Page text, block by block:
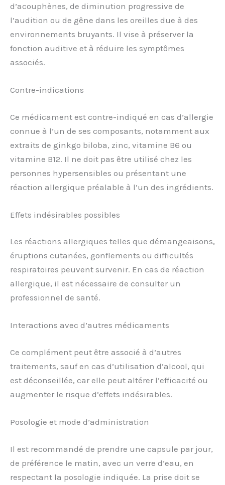
d’acouphènes, de diminution progressive de
l’audition ou de gêne dans les oreilles due à des
environnements bruyants. Il vise à préserver la
fonction auditive et à réduire les symptômes
associés.
Contre-indications
Ce médicament est contre-indiqué en cas d’allergie
connue à l’un de ses composants, notamment aux
extraits de ginkgo biloba, zinc, vitamine B6 ou
vitamine B12. Il ne doit pas être utilisé chez les
personnes hypersensibles ou présentant une
réaction allergique préalable à l’un des ingrédients.
Effets indésirables possibles
Les réactions allergiques telles que démangeaisons,
éruptions cutanées, gonflements ou difficultés
respiratoires peuvent survenir. En cas de réaction
allergique, il est nécessaire de consulter un
professionnel de santé.
Interactions avec d’autres médicaments
Ce complément peut être associé à d’autres
traitements, sauf en cas d’utilisation d’alcool, qui
est déconseillée, car elle peut altérer l’efficacité ou
augmenter le risque d’effets indésirables.
Posologie et mode d’administration
Il est recommandé de prendre une capsule par jour,
de préférence le matin, avec un verre d’eau, en
respectant la posologie indiquée. La prise doit se